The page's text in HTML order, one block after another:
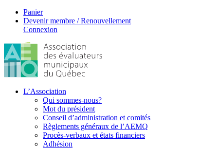
Panier
Devenir membre / Renouvellement
Connexion
L’Association
Qui sommes-nous?
Mot du président
Conseil d’administration et comités
Règlements généraux de l’AEMQ
Procès-verbaux et états financiers
Adhésion